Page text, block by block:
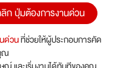
ก ปุ่มต้องการงานด่วน
ด่วนที่ช่วยให้ผู้ประกอบการคัด
ณ